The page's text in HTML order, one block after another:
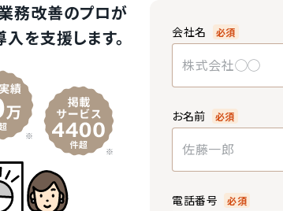
務改善のプロが
を支援します。
会社名 必須
お名前 必須
電話番号 必須